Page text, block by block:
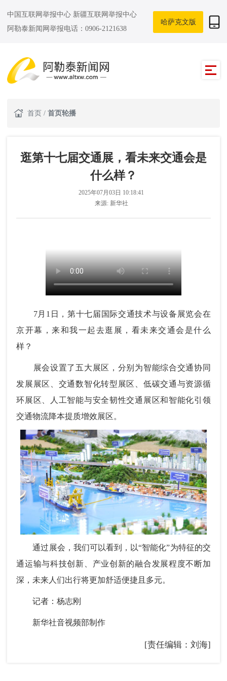
中国互联网举报中心 新疆互联网举报中心
阿勒泰新闻网举报电话：0906-2121638
哈萨克文版
首页 / 首页轮播
逛第十七届交通展，看未来交通会是
什么样？
2025年07月03日 10:18:41
来源: 新华社
7月1日，第十七届国际交通技术与设备展览会在
京开幕，来和我一起去逛展，看未来交通会是什么
样？
展会设置了五大展区，分别为智能综合交通协同
发展展区、交通数智化转型展区、低碳交通与资源循
环展区、人工智能与安全韧性交通展区和智能化引领
交通物流降本提质增效展区。
通过展会，我们可以看到，以“智能化”为特征的交
通运输与科技创新、产业创新的融合发展程度不断加
深，未来人们出行将更加舒适便捷且多元。
记者：杨志刚
新华社音视频部制作
[责任编辑：刘海]